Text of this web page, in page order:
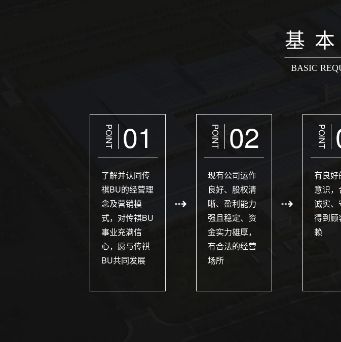
基
BASIC
POINT 01
了解并认同传
祺BU的经营理
念及营销模
式，对传祺BU
事业充满信
心，愿与传祺
BU共同发展
POINT 02
现有公司运作
良好、股权清
晰、盈利能力
强且稳定、资
金实力雄厚，
有合法的经营
场所
POINT
有良好
意识，
诚实、
得到顾
赖